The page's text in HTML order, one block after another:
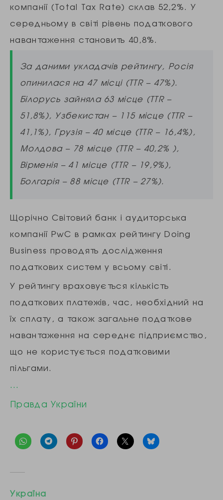
компанії (Total Tax Rate) склав 52,2%. У
середньому в світі рівень податкового
навантаження становить 40,8%.
За даними укладачів рейтингу, Росія
опинилася на 47 місці (TTR – 47%).
Білорусь зайняла 63 місце (TTR –
51,8%), Узбекистан – 115 місце (TTR –
41,1%), Грузія – 40 місце (TTR – 16,4%),
Молдова – 78 місце (TTR – 40,2% ),
Вірменія – 41 місце (TTR – 19,9%),
Болгарія – 88 місце (TTR – 27%).
Щорічно Світовий банк і аудиторська
компанії PwC в рамках рейтингу Doing
Business проводять дослідження
податкових систем у всьому світі.
У рейтингу враховується кількість
податкових платежів, час, необхідний на
їх сплату, а також загальне податкове
навантаження на середнє підприємство,
що не користується податковими
пільгами.
…
Правда України
Україна